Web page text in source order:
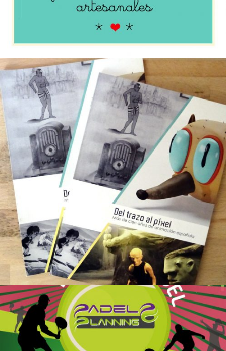
Del Trazo al pixel, más de cien años de
animación española
Diseño Gráfico